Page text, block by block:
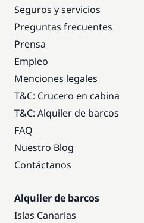
Seguros y servicios
Preguntas frecuentes
Prensa
Empleo
Menciones legales
T&C: Crucero en cabina
T&C: Alquiler de barcos
FAQ
Nuestro Blog
Contáctanos
Alquiler de barcos
Islas Canarias